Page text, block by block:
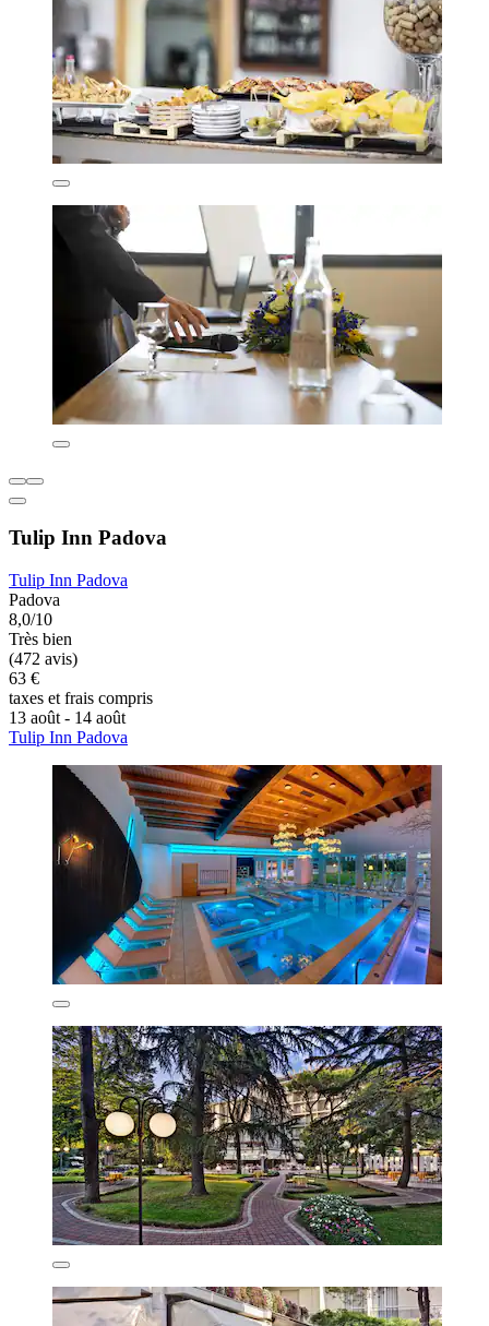
Tulip Inn Padova
Tulip Inn Padova
Padova
8,0/10
Très bien
(472 avis)
63 €
taxes et frais compris
13 août - 14 août
Tulip Inn Padova